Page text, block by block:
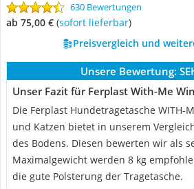
630 Bewertungen
ab 75,00 € ( Sofort lieferbar)
Preisvergleich und
Unsere Bewertung:
Unser Fazit für Ferplast With-Me
Die Ferplast Hundetragetasche WITH-
und Katzen bietet in unserem
des Bodens. Diesen bewerten wir als
Maximalgewicht werden 8 kg
die gute Polsterung der Tragetasche.